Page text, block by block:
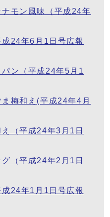
モン風味（平成24年
24年6月1日号広報
ン（平成24年5月1
梅和え(平成24年4月
（平成24年3月1日
（平成24年2月1日
24年1月1日号広報